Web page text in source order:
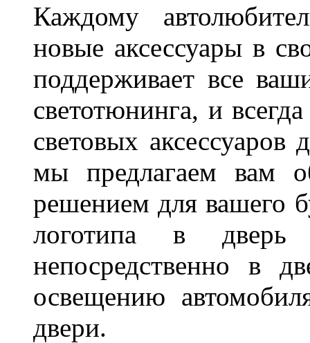
Каждому
новые аксессуары в
поддерживает все
светотюнинга, и
световых
мы предлагаем вам
решением для вашего
логотипа в дверь
непосредственно в
освещению
двери.